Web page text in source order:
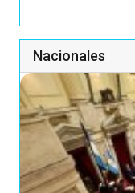
Nacionales